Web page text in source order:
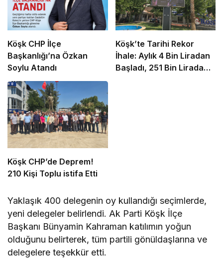
Köşk CHP İlçe
Başkanlığı’na Özkan
Soylu Atandı
Köşk’te Tarihi Rekor
İhale: Aylık 4 Bin Liradan
Başladı, 251 Bin Lirada
Köşk CHP’de Deprem!
210 Kişi Toplu istifa Etti
Yaklaşık 400 delegenin oy kullandığı seçimlerde,
yeni delegeler belirlendi. Ak Parti Köşk İlçe
Başkanı Bünyamin Kahraman katılımın yoğun
olduğunu belirterek, tüm partili gönüldaşlarına ve
delegelere teşekkür etti.